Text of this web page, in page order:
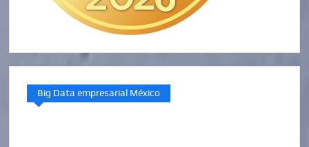
Big Data empresarial México